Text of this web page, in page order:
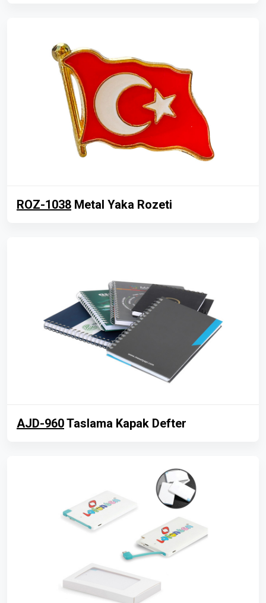
ROZ-1038 Metal Yaka Rozeti
AJD-960Taslama Kapak Defter